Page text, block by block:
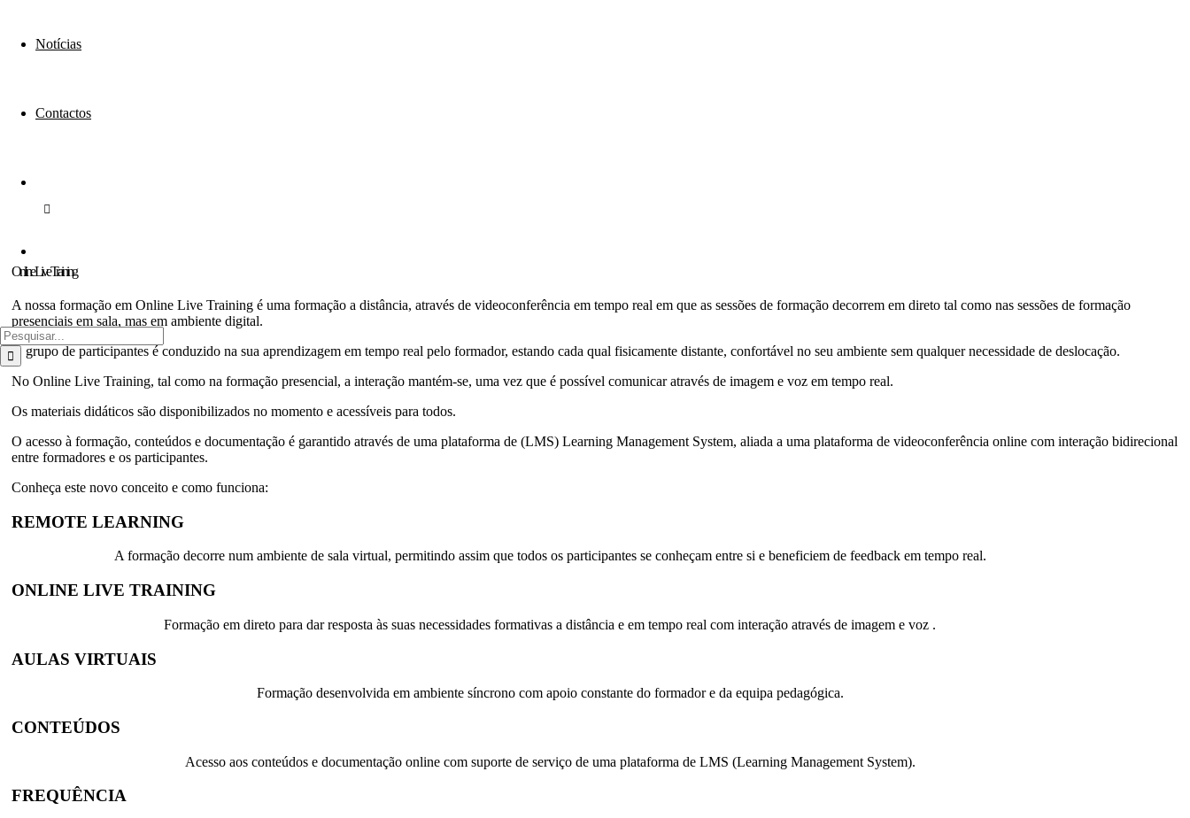
Notícias
Contactos
Pesquisar
Online Live Training
A nossa formação em Online Live Training é uma formação a distância, através de videoconferência em tempo real em que as sessões de formação decorrem em direto tal como nas sessões de formação
presenciais em sala, mas em ambiente digital.
O grupo de participantes é conduzido na sua aprendizagem em tempo real pelo formador, estando cada qual fisicamente distante, confortável no seu ambiente sem qualquer necessidade de deslocação.
No Online Live Training, tal como na formação presencial, a interação mantém-se, uma vez que é possível comunicar através de imagem e voz em tempo real.
Os materiais didáticos são disponibilizados no momento e acessíveis para todos.
O acesso à formação, conteúdos e documentação é garantido através de uma plataforma de (LMS) Learning Management System, aliada a uma plataforma de videoconferência online com interação bidirecional
entre formadores e os participantes.
Conheça este novo conceito e como funciona:
REMOTE LEARNING
A formação decorre num ambiente de sala virtual, permitindo assim que todos os participantes se conheçam entre si e beneficiem de feedback em tempo real.
ONLINE LIVE TRAINING
Formação em direto para dar resposta às suas necessidades formativas a distância e em tempo real com interação através de imagem e voz .
AULAS VIRTUAIS
Formação desenvolvida em ambiente síncrono com apoio constante do formador e da equipa pedagógica.
CONTEÚDOS
Acesso aos conteúdos e documentação online com suporte de serviço de uma plataforma de LMS (Learning Management System).
FREQUÊNCIA